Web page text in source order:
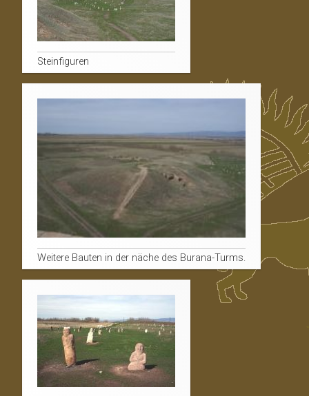
Steinfiguren
Weitere Bauten in der näche des Burana-Turms.